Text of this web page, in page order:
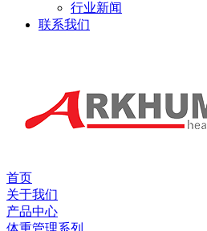
行业新闻
联系我们
首页
关于我们
产品中心
体重管理系列